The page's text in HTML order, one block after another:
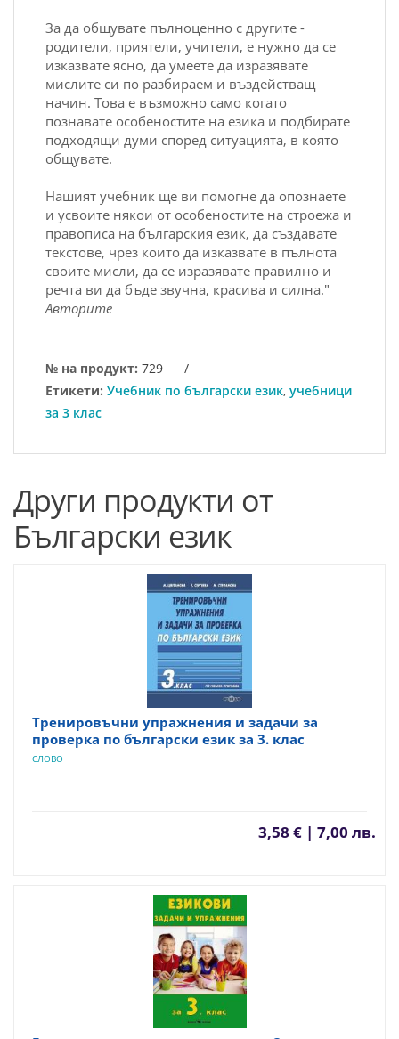
За да общувате пълноценно с другите -
родители, приятели, учители, е нужно да се
изказвате ясно, да умеете да изразявате
мислите си по разбираем и въздействащ
начин. Това е възможно само когато
познавате особеностите на езика и подбирате
подходящи думи според ситуацията, в която
общувате.
Нашият учебник ще ви помогне да опознаете
и усвоите някои от особеностите на строежа и
правописа на българския език, да създавате
текстове, чрез които да изказвате в пълнота
своите мисли, да се изразявате правилно и
речта ви да бъде звучна, красива и силна."
Авторите
№ на продукт: 729
/
Етикети: Учебник по български език, учебници
за 3 клас
Други продукти от
Български език
Тренировъчни упражнения и задачи за
проверка по български език за 3. клас
СЛОВО
3,58 € | 7,00 лв.